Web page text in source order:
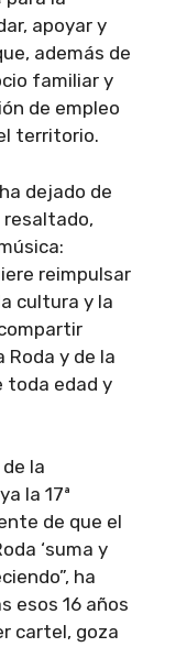
apoyar y
además de
familiar y
de empleo
territorio.
dejado de
resaltado,
reimpulsar
cultura y la
Roda y de la
toda edad y
la
la 17ª
de que el
‘suma y
ha
esos 16 años
cartel, goza